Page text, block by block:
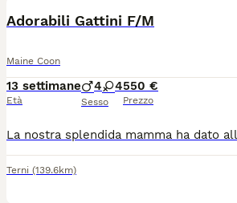
Adorabili Gattini F/M
Maine Coon
13 settimane
Età
4 4
Sesso
550 €
Prezzo
Terni (139.6km)